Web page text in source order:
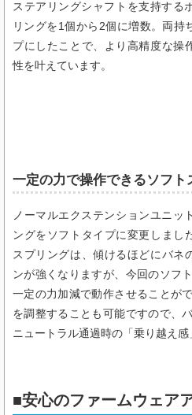
ステアリングシャフトを支持する
リングを1個から2個に増数。両持
プにしたことで、より高精度な操
性を叶えています。
一定の力で操作できるソフト
ノーマルエクステンションユニッ
ングをソフトタイプに変更しまし
スプリングは、傾けるほどにバネ
ンが強くなりますが、今回のソフ
一定の力加減で動作させることが
を調整することも可能ですので、
ニュートラル通過時の「乗り越え感
■安心のファームウェア